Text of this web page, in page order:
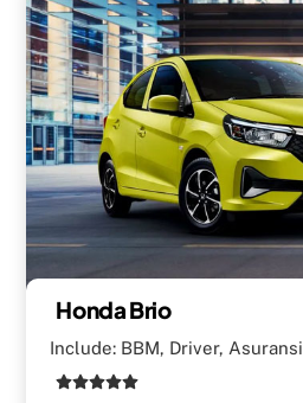
Honda Brio
Include: BBM, Driver, Asuransi